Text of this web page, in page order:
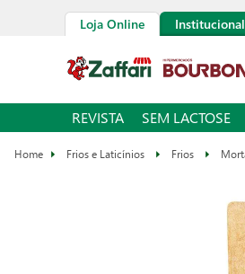
Loja Online Institucional
REVISTA SEM LACTOSE